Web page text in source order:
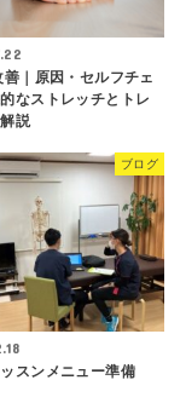
善｜原因・セルフチェ
なストレッチとトレ
説
ブログ
スンメニュー準備